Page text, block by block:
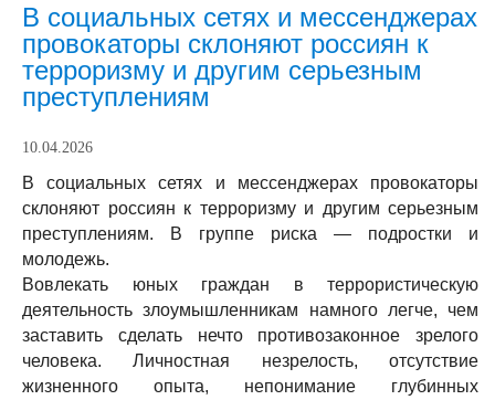
В социальных сетях и мессенджерах
провокаторы склоняют россиян к
терроризму и другим серьезным
преступлениям
10.04.2026
В социальных сетях и мессенджерах провокаторы
склоняют россиян к терроризму и другим серьезным
преступлениям. В гpyппe риска — подростки и
молодежь.
Вовлекать юных граждан в террористическую
деятельность злоумышленникам намного легче, чем
заставить сделать нечто противозаконное зрелого
человека. Личностная незрелость, отсутствие
жизненного опыта, непонимание глубинных